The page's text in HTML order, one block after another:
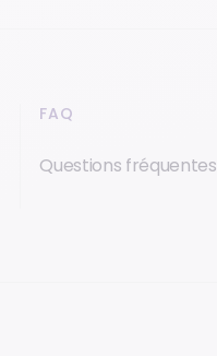
FAQ
Questions fréquentes